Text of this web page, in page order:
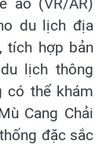
du lịch địa
tích hợp bản
lịch thông
có thể khám
Cang Chải
đặc sắc